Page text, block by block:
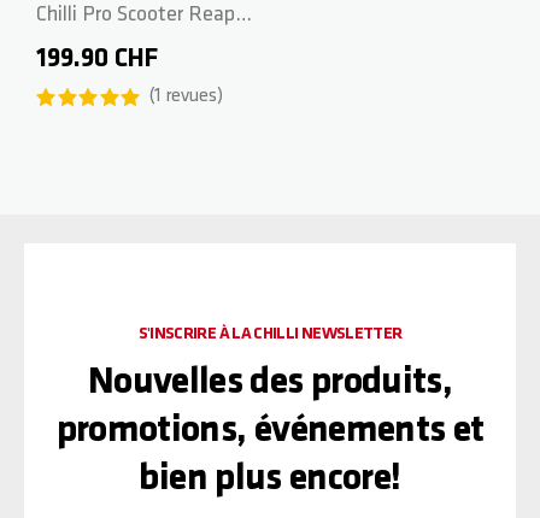
Chilli Pro Scooter Reaper
Venom - M - Green
199.90 CHF
1 revues
S'INSCRIRE À LA CHILLI NEWSLETTER
Nouvelles des produits,
promotions, événements et
bien plus encore!